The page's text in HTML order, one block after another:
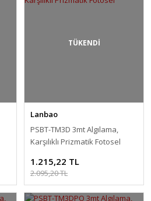
TÜKENDİ
Lanbao
PSBT-TM3D 3mt Algılama,
Karşılıklı Prizmatik Fotosel
1.215,22 TL
2.095,20 TL